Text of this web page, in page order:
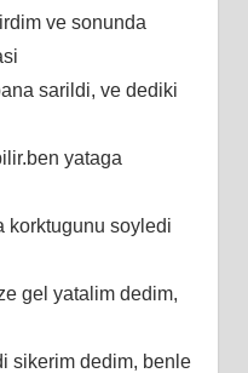
ve sonunda
sarildi, ve dediki
yataga
korktugunu soyledi
gel yatalim dedim,
sikerim dedim, benle